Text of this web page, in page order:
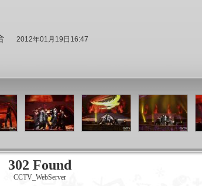
2012年01月19日16:47
302 Found
CCTV_WebServer